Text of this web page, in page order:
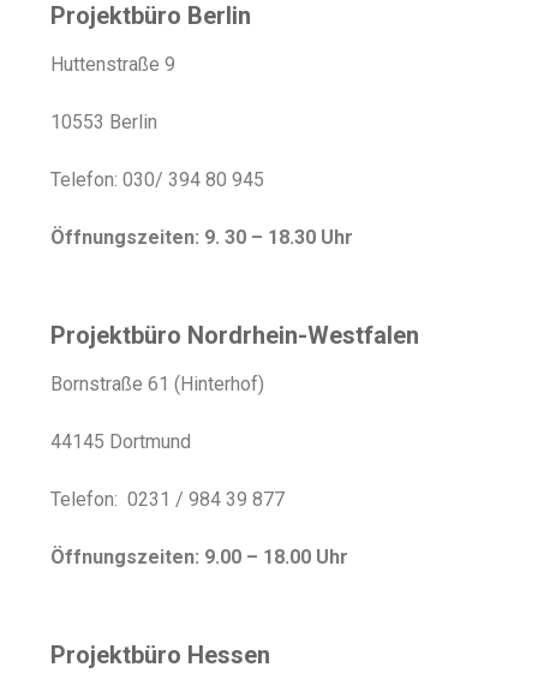
Projektbüro Berlin
Huttenstraße 9
10553 Berlin
Telefon: 030/ 394 80 945
Öffnungszeiten: 9. 30 – 18.30 Uhr
Projektbüro Nordrhein-Westfalen
Bornstraße 61 (Hinterhof)
44145 Dortmund
Telefon: 0231 / 984 39 877
Öffnungszeiten: 9.00 – 18.00 Uhr
Projektbüro Hessen